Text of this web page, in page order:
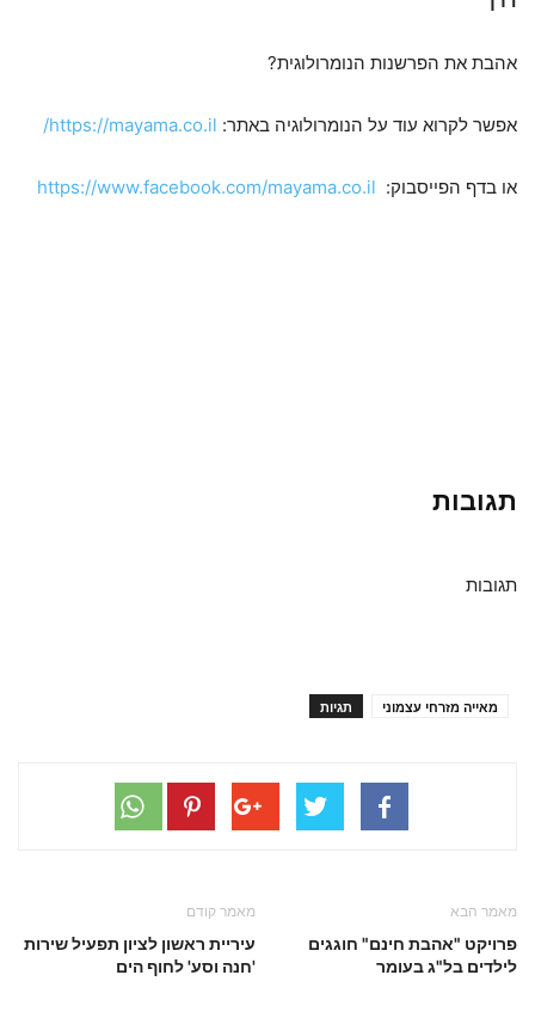
אהבת את הפרשנות הנומרולוגית?
אפשר לקרוא עוד על הנומרולוגיה באתר: https://mayama.co.il/
או בדף הפייסבוק: https://www.facebook.com/mayama.co.il
תגובות
תגובות
תגיות מאייה מזרחי עצמוני
מאמר קודם
עיריית ראשון לציון תפעיל שירות
'חנה וסע' לחוף הים
מאמר הבא
פרויקט "אהבת חינם" חוגגים
לילדים בל"ג בעומר